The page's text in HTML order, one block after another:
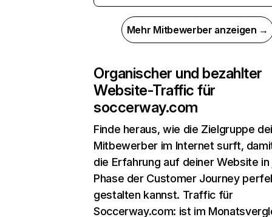
Mehr Mitbewerber anzeigen →
Organischer und bezahlter
Website-Traffic für
soccerway.com
Finde heraus, wie die Zielgruppe
Mitbewerber im Internet surft,
die Erfahrung auf deiner Website
Phase der Customer Journey
gestalten kannst. Traffic für
Soccerway.com: ist im